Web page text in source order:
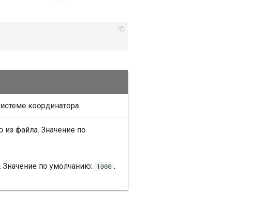
координатора.
из файла. Значение по
по умолчанию: 1000 .